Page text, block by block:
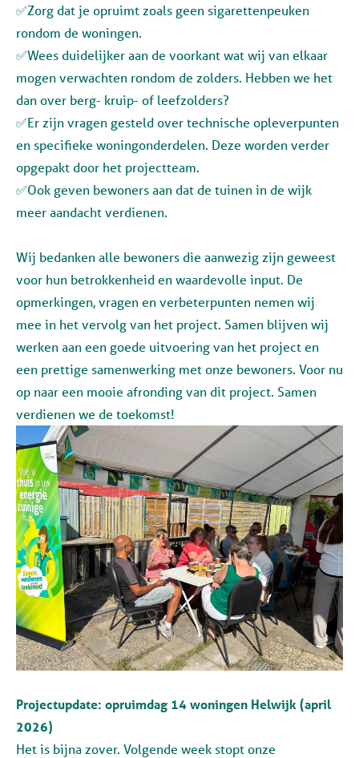
✅Zorg dat je opruimt zoals geen sigarettenpeuken
rondom de woningen.
✅Wees duidelijker aan de voorkant wat wij van elkaar
mogen verwachten rondom de zolders. Hebben we het
dan over berg- kruip- of leefzolders?
✅Er zijn vragen gesteld over technische opleverpunten
en specifieke woningonderdelen. Deze worden verder
opgepakt door het projectteam.
✅Ook geven bewoners aan dat de tuinen in de wijk
meer aandacht verdienen.
Wij bedanken alle bewoners die aanwezig zijn geweest
voor hun betrokkenheid en waardevolle input. De
opmerkingen, vragen en verbeterpunten nemen wij
mee in het vervolg van het project. Samen blijven wij
werken aan een goede uitvoering van het project en
een prettige samenwerking met onze bewoners. Voor nu
op naar een mooie afronding van dit project. Samen
verdienen we de toekomst!
Projectupdate: opruimdag 14 woningen Helwijk (april
2026)
Het is bijna zover. Volgende week stopt onze